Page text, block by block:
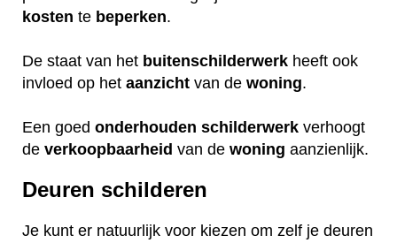
kosten te beperken.
De staat van het buitenschilderwerk heeft ook
invloed op het aanzicht van de woning.
Een goed onderhouden schilderwerk verhoogt
de verkoopbaarheid van de woning aanzienlijk.
Deuren schilderen
Je kunt er natuurlijk voor kiezen om zelf je deuren